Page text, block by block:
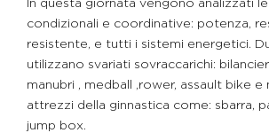
condizionali e coordinative: potenza,
resistente, e tutti i sistemi energetici.
utilizzano svariati sovraccarichi:
manubri , medball ,rower, assault bike e
attrezzi della ginnastica come: sbarra,
jump box.